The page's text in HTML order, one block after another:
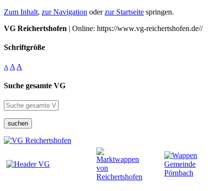
Zum Inhalt, zur Navigation oderzur Startseite springen.
VG Reichertshofen | Online: https://www.vg-reichertshofen.de//
Schriftgröße
A A A
Suche gesamte VG
suchen